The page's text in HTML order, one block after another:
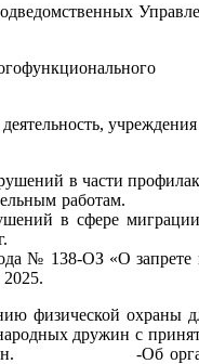
в части
к
в сфере
округа
№ 138-ОЗ «О
газ» за 5
охраны для
комплекса
дружин. -Об